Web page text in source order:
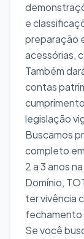
e
preparação
acessórias,
Também
contas
legislação
Buscamos
completo
2 a 3 anos
Domínio,
ter vivência
fechamento
Se você